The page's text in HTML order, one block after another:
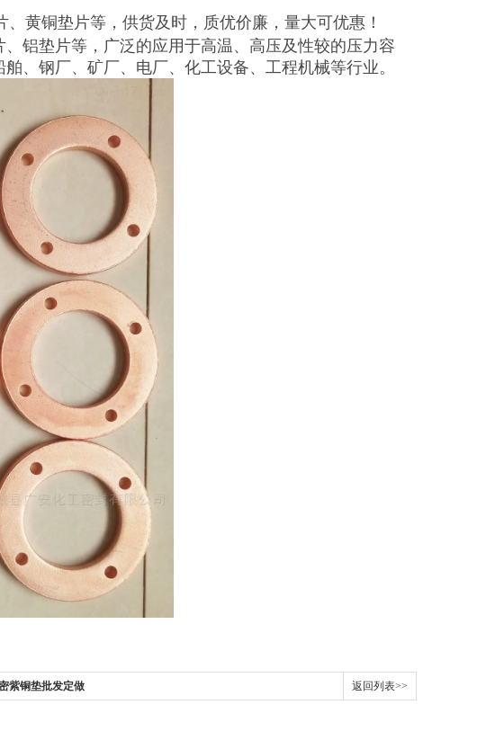
黄铜垫片等，供货及时，质优价廉，量大可优惠！
铝垫片等，广泛的应用于高温、高压及性较的压力容
、钢厂、矿厂、电厂、化工设备、工程机械等行业。
紫铜垫批发定做 返回列表>>